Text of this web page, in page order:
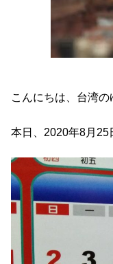
こんにちは、台湾の
本日、2020年8月25